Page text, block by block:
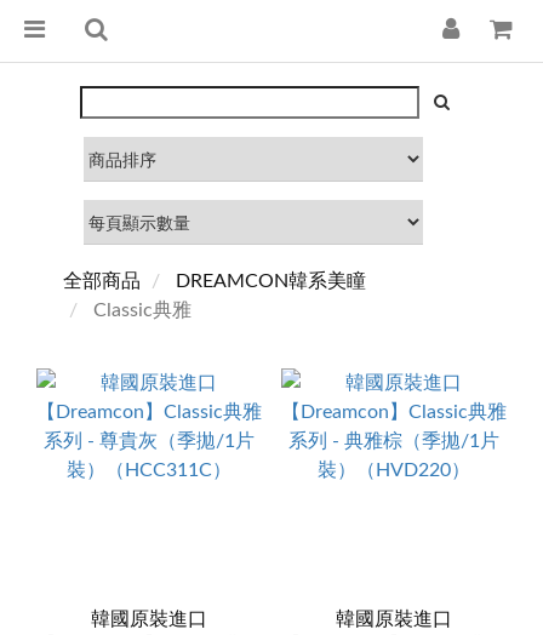
全部商品
DREAMCON韓系美瞳
Classic典雅
韓國原裝進口
韓國原裝進口